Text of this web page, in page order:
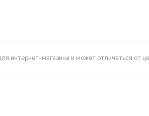
интернет-магазина и может отличаться от